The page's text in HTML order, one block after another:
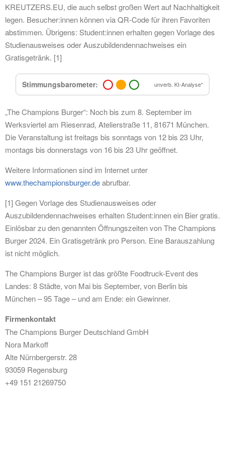
KREUTZERS.EU, die auch selbst großen Wert auf Nachhaltigkeit
legen. Besucher:innen können via QR-Code für ihren Favoriten
abstimmen. Übrigens: Student:innen erhalten gegen Vorlage des
Studienausweises oder Auszubildendennachweises ein
Gratisgetränk. [1]
Stimmungsbarometer: unverb. KI-Analyse*
„The Champions Burger“: Noch bis zum 8. September im
Werksviertel am Riesenrad, Atelierstraße 11, 81671 München.
Die Veranstaltung ist freitags bis sonntags von 12 bis 23 Uhr,
montags bis donnerstags von 16 bis 23 Uhr geöffnet.
Weitere Informationen sind im Internet unter
www.thechampionsburger.deabrufbar.
[1] Gegen Vorlage des Studienausweises oder
Auszubildendennachweises erhalten Student:innen ein Bier gratis.
Einlösbar zu den genannten Öffnungszeiten von The Champions
Burger 2024. Ein Gratisgetränk pro Person. Eine Barauszahlung
ist nicht möglich.
The Champions Burger ist das größte Foodtruck-Event des
Landes: 8 Städte, von Mai bis September, von Berlin bis
München – 95 Tage – und am Ende: ein Gewinner.
Firmenkontakt
The Champions Burger Deutschland GmbH
Nora Markoff
Alte Nürnbergerstr. 28
93059 Regensburg
+49 151 21269750